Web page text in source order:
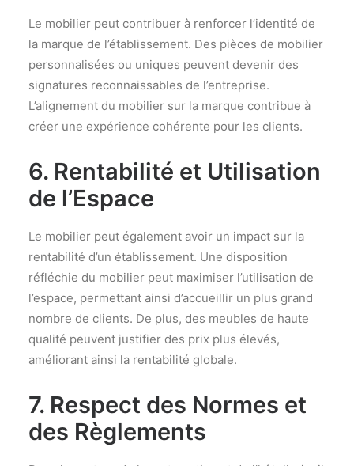
Le mobilier peut contribuer à renforcer l’identité de
la marque de l’établissement. Des pièces de mobilier
personnalisées ou uniques peuvent devenir des
signatures reconnaissables de l’entreprise.
L’alignement du mobilier sur la marque contribue à
créer une expérience cohérente pour les clients.
6. Rentabilité et Utilisation
de l’Espace
Le mobilier peut également avoir un impact sur la
rentabilité d’un établissement. Une disposition
réfléchie du mobilier peut maximiser l’utilisation de
l’espace, permettant ainsi d’accueillir un plus grand
nombre de clients. De plus, des meubles de haute
qualité peuvent justifier des prix plus élevés,
améliorant ainsi la rentabilité globale.
7. Respect des Normes et
des Règlements